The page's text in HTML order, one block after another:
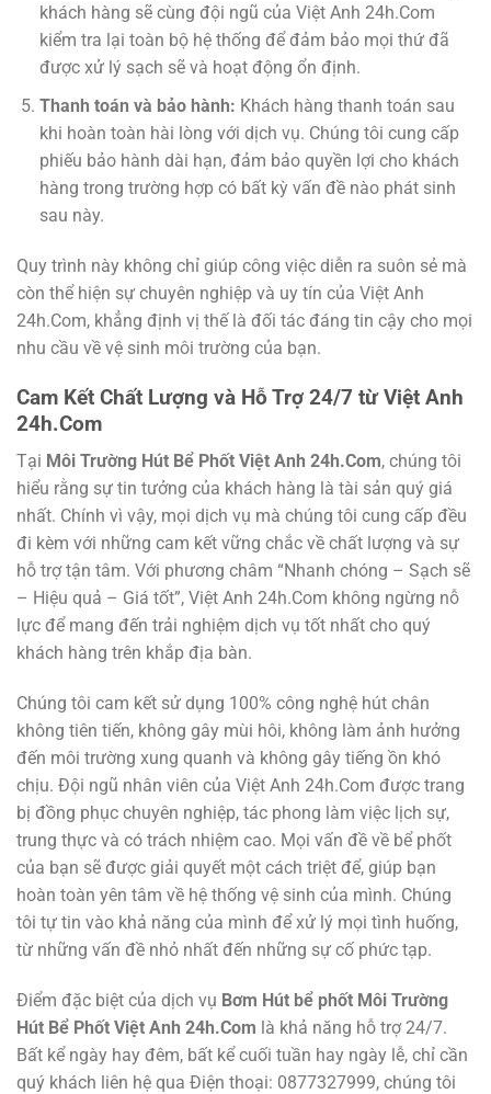
khách hàng sẽ cùng đội ngũ của Việt Anh 24h.Com
kiểm tra lại toàn bộ hệ thống để đảm bảo mọi thứ đã
được xử lý sạch sẽ và hoạt động ổn định.
Thanh toán và bảo hành: Khách hàng thanh toán sau
khi hoàn toàn hài lòng với dịch vụ. Chúng tôi cung cấp
phiếu bảo hành dài hạn, đảm bảo quyền lợi cho khách
hàng trong trường hợp có bất kỳ vấn đề nào phát sinh
sau này.
Quy trình này không chỉ giúp công việc diễn ra suôn sẻ mà
còn thể hiện sự chuyên nghiệp và uy tín của Việt Anh
24h.Com, khẳng định vị thế là đối tác đáng tin cậy cho mọi
nhu cầu về vệ sinh môi trường của bạn.
Cam Kết Chất Lượng và Hỗ Trợ 24/7 từ Việt Anh
24h.Com
Tại Môi Trường Hút Bể Phốt Việt Anh 24h.Com, chúng tôi
hiểu rằng sự tin tưởng của khách hàng là tài sản quý giá
nhất. Chính vì vậy, mọi dịch vụ mà chúng tôi cung cấp đều
đi kèm với những cam kết vững chắc về chất lượng và sự
hỗ trợ tận tâm. Với phương châm “Nhanh chóng – Sạch sẽ
– Hiệu quả – Giá tốt”, Việt Anh 24h.Com không ngừng nỗ
lực để mang đến trải nghiệm dịch vụ tốt nhất cho quý
khách hàng trên khắp địa bàn.
Chúng tôi cam kết sử dụng 100% công nghệ hút chân
không tiên tiến, không gây mùi hôi, không làm ảnh hưởng
đến môi trường xung quanh và không gây tiếng ồn khó
chịu. Đội ngũ nhân viên của Việt Anh 24h.Com được trang
bị đồng phục chuyên nghiệp, tác phong làm việc lịch sự,
trung thực và có trách nhiệm cao. Mọi vấn đề về bể phốt
của bạn sẽ được giải quyết một cách triệt để, giúp bạn
hoàn toàn yên tâm về hệ thống vệ sinh của mình. Chúng
tôi tự tin vào khả năng của mình để xử lý mọi tình huống,
từ những vấn đề nhỏ nhất đến những sự cố phức tạp.
Điểm đặc biệt của dịch vụ Bơm Hút bể phốt Môi Trường
Hút Bể Phốt Việt Anh 24h.Com là khả năng hỗ trợ 24/7.
Bất kể ngày hay đêm, bất kể cuối tuần hay ngày lễ, chỉ cần
quý khách liên hệ qua Điện thoại: 0877327999, chúng tôi